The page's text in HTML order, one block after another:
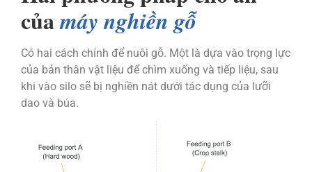
củamáy nghiền gỗ
Có hai cách chính để nuôi gỗ. Một là dựa vào trọng lực
của bản thân vật liệu để chìm xuống và tiếp liệu, sau
khi vào silo sẽ bị nghiền nát dưới tác dụng của lưỡi
dao và búa.